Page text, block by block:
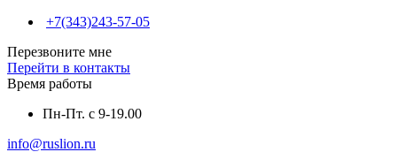
+7(343)243-57-05
Перезвоните мне
Перейти в контакты
Время работы
Пн-Пт. с 9-19.00
info@ruslion.ru